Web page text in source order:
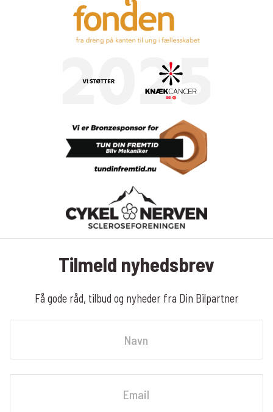
Tilmeld nyhedsbrev
Få gode råd, tilbud og nyheder fra Din Bilpartner